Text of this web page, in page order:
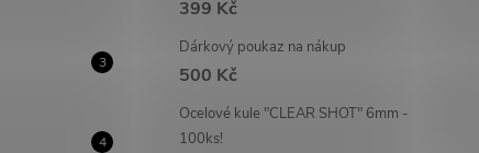
399 Kč
Dárkový poukaz na nákup
500 Kč
Ocelové kule "CLEAR SHOT" 6mm -
100ks!